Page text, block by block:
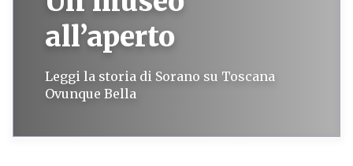
all’aperto
Leggi la storia di Sorano su Toscana
Ovunque Bella